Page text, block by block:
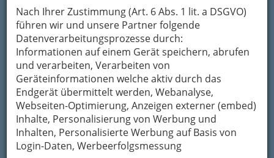
Nach Ihrer Zustimmung (Art. 6 Abs. 1 lit. a DSGVO)
führen wir und unsere Partner folgende
Datenverarbeitungsprozesse durch:
Informationen auf einem Gerät speichern, abrufen
und verarbeiten, Verarbeiten von
Geräteinformationen welche aktiv durch das
Endgerät übermittelt werden, Webanalyse,
Webseiten-Optimierung, Anzeigen externer (embed)
Inhalte, Personalisierung von Werbung und
Inhalten, Personalisierte Werbung auf Basis von
Login-Daten, Werbeerfolgsmessung
Leider ergab Ihre Suche auf info-graz.at keine
Ergebnisse.☹
Beachten Sie dieSuchmöglichkeiten oben
unter Suche. Das Suchfeld liefert "nur" Einträge
aus unseren über 40.000 lokalen Links. Daneben
stehen Ihnen noch andere Suchmöglichkeiten
zur Verfügung (siehe rechts) z.B.: bei
Veranstaltungen, im Branchen-Guide dieSuche
nach Branchen(Kategorien) und nicht zuletzt: